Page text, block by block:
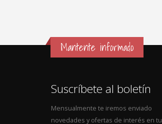
Mantente informado
Suscríbete al boletín
Mensualmente te iremos enviado
novedades y ofertas de interés en tu